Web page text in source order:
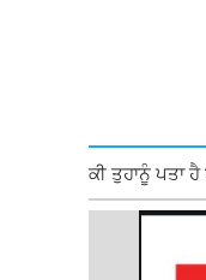
ਕੀ ਤੁਹਾਨੂੰ ਪਤਾ ਹੈ